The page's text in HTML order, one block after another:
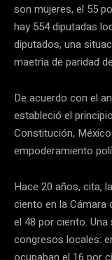
son mujeres, el 55
hay 554 diputadas
diputados, una
maetria de paridad
De acuerdo con el
estableció el
Constitución,
empoderamiento
Hace 20 años, cita,
ciento en la Cámara
el 48 por ciento.
congresos locales: